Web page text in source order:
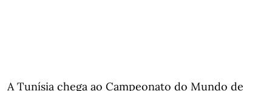
A Tunísia chega ao Campeonato do Mundo de